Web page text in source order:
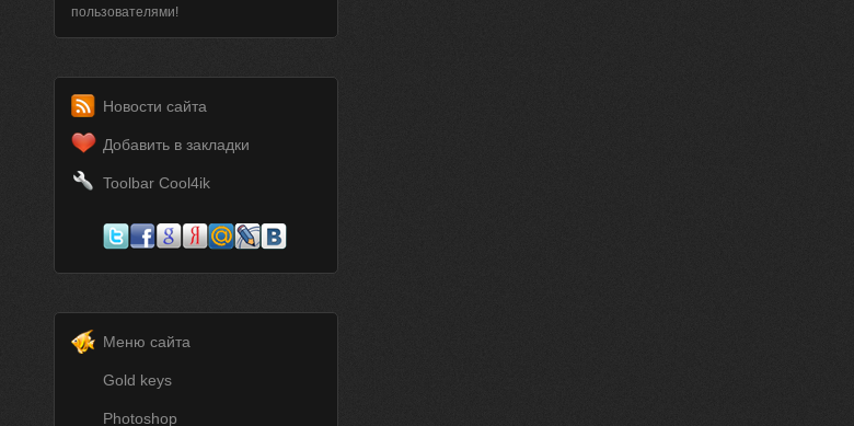
пользователями!
Новости сайта
Добавить в закладки
Toolbar Cool4ik
Меню сайта
Gold keys
Photoshop